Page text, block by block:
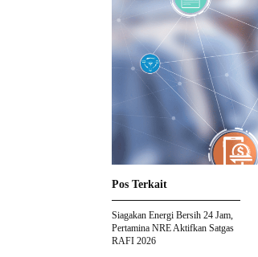
Pos Terkait
Siagakan Energi Bersih 24 Jam,
Pertamina NRE Aktifkan Satgas
RAFI 2026